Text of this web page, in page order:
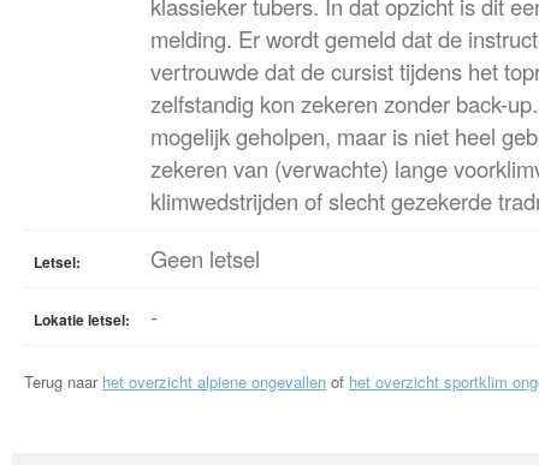
melding. Er wordt gemeld dat de
vertrouwde dat de cursist tijdens het
zelfstandig kon zekeren zonder back-
mogelijk geholpen, maar is niet heel
zekeren van (verwachte) lange
klimwedstrijden of slecht gezekerde
Letsel: Geen letsel
Lokatie letsel: -
Terug naar het overzicht alpiene ongevallen of het overzicht sportklim